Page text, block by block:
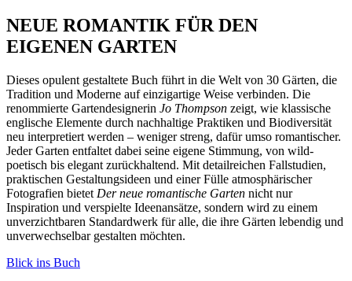
NEUE ROMANTIK FÜR DEN
EIGENEN GARTEN
Dieses opulent gestaltete Buch führt in die Welt von 30 Gärten, die
Tradition und Moderne auf einzigartige Weise verbinden. Die
renommierte Gartendesignerin Jo Thompson zeigt, wie klassische
englische Elemente durch nachhaltige Praktiken und Biodiversität
neu interpretiert werden – weniger streng, dafür umso romantischer.
Jeder Garten entfaltet dabei seine eigene Stimmung, von wild-
poetisch bis elegant zurückhaltend. Mit detailreichen Fallstudien,
praktischen Gestaltungsideen und einer Fülle atmosphärischer
Fotografien bietet Der neue romantische Garten nicht nur
Inspiration und verspielte Ideenansätze, sondern wird zu einem
unverzichtbaren Standardwerk für alle, die ihre Gärten lebendig und
unverwechselbar gestalten möchten.
Blick ins Buch